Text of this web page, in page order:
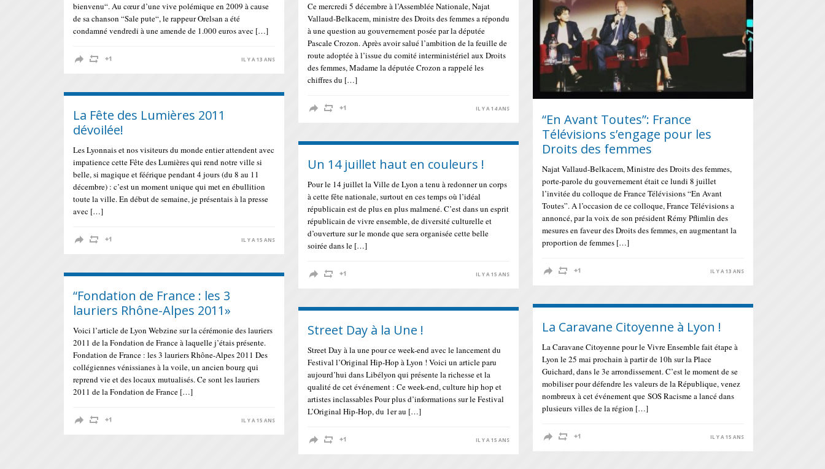
“En Avant Toutes”: France
Télévisions s’engage pour les
Droits des femmes
Najat Vallaud-Belkacem, Ministre des Droits des femmes,
porte-parole du gouvernement était ce lundi 8 juillet
l’invitée du colloque de France Télévisions “En Avant
Toutes”. A l’occasion de ce colloque, France Télévisions a
annoncé, par la voix de son président Rémy Pflimlin des
mesures en faveur des Droits des femmes, en augmentant la
proportion de femmes […]
IL Y A 13 ANS
bienvenu“. Au cœur d’une vive polémique en 2009 à cause
de sa chanson “Sale pute“, le rappeur Orelsan a été
condamné vendredi à une amende de 1.000 euros avec […]
IL Y A 13 ANS
Ce mercredi 5 décembre à l’Assemblée Nationale, Najat
Vallaud-Belkacem, ministre des Droits des femmes a répondu
à une question au gouvernement posée par la députée
Pascale Crozon. Après avoir salué l’ambition de la feuille de
route adoptée à l’issue du comité interministériel aux Droits
des femmes, Madame la députée Crozon a rappelé les
chiffres du […]
IL Y A 14 ANS
La Fête des Lumières 2011
dévoilée!
Les Lyonnais et nos visiteurs du monde entier attendent avec
impatience cette Fête des Lumières qui rend notre ville si
belle, si magique et féérique pendant 4 jours (du 8 au 11
décembre) : c’est un moment unique qui met en ébullition
toute la ville. En début de semaine, je présentais à la presse
avec […]
IL Y A 15 ANS
Un 14 juillet haut en couleurs !
Pour le 14 juillet la Ville de Lyon a tenu à redonner un corps
à cette fête nationale, surtout en ces temps où l’idéal
républicain est de plus en plus malmené. C’est dans un esprit
républicain de vivre ensemble, de diversité culturelle et
d’ouverture sur le monde que sera organisée cette belle
soirée dans le […]
IL Y A 15 ANS
“Fondation de France : les 3
lauriers Rhône-Alpes 2011»
Voici l’article de Lyon Webzine sur la cérémonie des lauriers
2011 de la Fondation de France à laquelle j’étais présente.
Fondation de France : les 3 lauriers Rhône-Alpes 2011 Des
collégiennes vénissianes à la voile, un ancien bourg qui
reprend vie et des locaux mutualisés. Ce sont les lauriers
2011 de la Fondation de France […]
IL Y A 15 ANS
La Caravane Citoyenne à Lyon !
La Caravane Citoyenne pour le Vivre Ensemble fait étape à
Lyon le 25 mai prochain à partir de 10h sur la Place
Guichard, dans le 3e arrondissement. C’est le moment de se
mobiliser pour défendre les valeurs de la République, venez
nombreux à cet événement que SOS Racisme a lancé dans
plusieurs villes de la région […]
IL Y A 15 ANS
Street Day à la Une !
Street Day à la une pour ce week-end avec le lancement du
Festival l’Original Hip-Hop à Lyon ! Voici un article paru
aujourd’hui dans Libélyon qui présente la richesse et la
qualité de cet événement : Ce week-end, culture hip hop et
artistes inclassables Pour plus d’informations sur le Festival
L’Original Hip-Hop, du 1er au […]
IL Y A 15 ANS